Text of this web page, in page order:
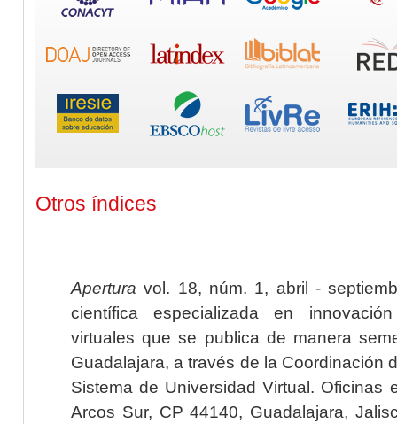
Otros índices
Apertura vol. 18, núm. 1, abril -
científica especializada en
virtuales que se publica de manera
Guadalajara, a través de la Coordinación
Sistema de Universidad Virtual. Oficinas
Arcos Sur, CP 44140, Guadalajara,